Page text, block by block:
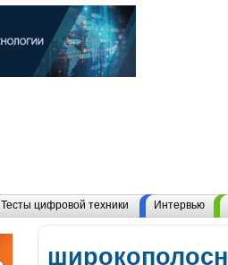
Тесты цифровой техники Интервью